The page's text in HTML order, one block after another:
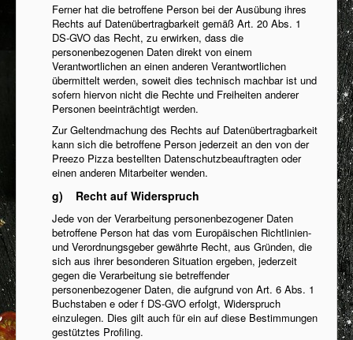
Ferner hat die betroffene Person bei der Ausübung ihres
Rechts auf Datenübertragbarkeit gemäß Art. 20 Abs. 1
DS-GVO das Recht, zu erwirken, dass die
personenbezogenen Daten direkt von einem
Verantwortlichen an einen anderen Verantwortlichen
übermittelt werden, soweit dies technisch machbar ist und
sofern hiervon nicht die Rechte und Freiheiten anderer
Personen beeinträchtigt werden.
Zur Geltendmachung des Rechts auf Datenübertragbarkeit
kann sich die betroffene Person jederzeit an den von der
Preezo Pizza bestellten Datenschutzbeauftragten oder
einen anderen Mitarbeiter wenden.
g) Recht auf Widerspruch
Jede von der Verarbeitung personenbezogener Daten
betroffene Person hat das vom Europäischen Richtlinien-
und Verordnungsgeber gewährte Recht, aus Gründen, die
sich aus ihrer besonderen Situation ergeben, jederzeit
gegen die Verarbeitung sie betreffender
personenbezogener Daten, die aufgrund von Art. 6 Abs. 1
Buchstaben e oder f DS-GVO erfolgt, Widerspruch
einzulegen. Dies gilt auch für ein auf diese Bestimmungen
gestütztes Profiling.